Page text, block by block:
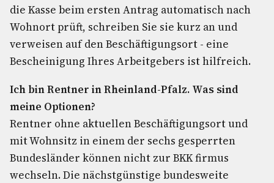
die Kasse beim ersten Antrag automatisch nach
Wohnort prüft, schreiben Sie sie kurz an und
verweisen auf den Beschäftigungsort - eine
Bescheinigung Ihres Arbeitgebers ist hilfreich.
Ich bin Rentner in Rheinland-Pfalz. Was sind
meine Optionen?
Rentner ohne aktuellen Beschäftigungsort und
mit Wohnsitz in einem der sechs gesperrten
Bundesländer können nicht zur BKK firmus
wechseln. Die nächstgünstige bundesweite